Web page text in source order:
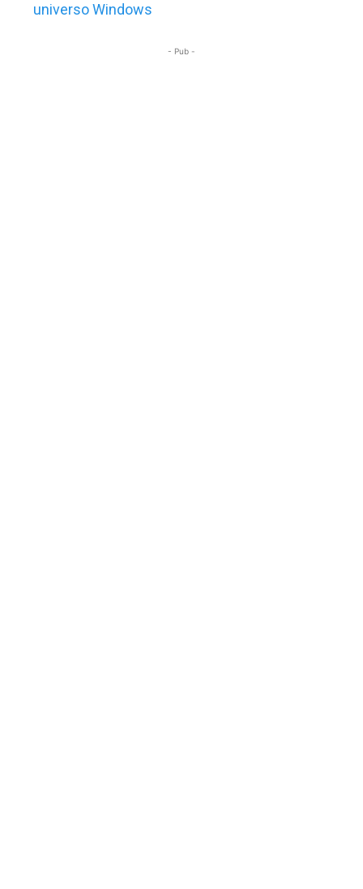
universo Windows
- Pub -